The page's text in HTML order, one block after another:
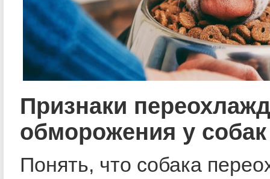
Признаки
обморожения у собак
Понять, что собака